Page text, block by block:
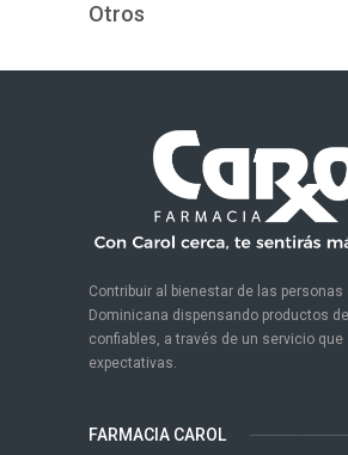
Otros
Contribuir al bienestar de las personas
Dominicana dispensando productos
confiables, a través de un servicio que
expectativas.
FARMACIA CAROL